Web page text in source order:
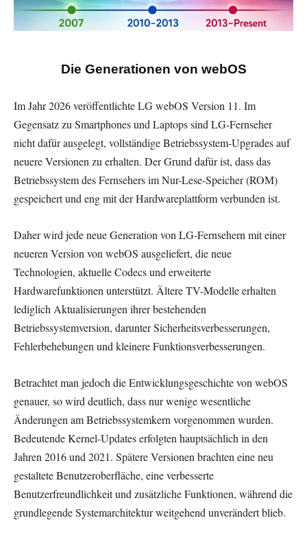
Die Generationen von webOS
Im Jahr 2026 veröffentlichte LG webOS Version 11. Im
Gegensatz zu Smartphones und Laptops sind LG-Fernseher
nicht dafür ausgelegt, vollständige Betriebssystem-Upgrades auf
neuere Versionen zu erhalten. Der Grund dafür ist, dass das
Betriebssystem des Fernsehers im Nur-Lese-Speicher (ROM)
gespeichert und eng mit der Hardwareplattform verbunden ist.
Daher wird jede neue Generation von LG-Fernsehern mit einer
neueren Version von webOS ausgeliefert, die neue
Technologien, aktuelle Codecs und erweiterte
Hardwarefunktionen unterstützt. Ältere TV-Modelle erhalten
lediglich Aktualisierungen ihrer bestehenden
Betriebssystemversion, darunter Sicherheitsverbesserungen,
Fehlerbehebungen und kleinere Funktionsverbesserungen.
Betrachtet man jedoch die Entwicklungsgeschichte von webOS
genauer, so wird deutlich, dass nur wenige wesentliche
Änderungen am Betriebssystemkern vorgenommen wurden.
Bedeutende Kernel-Updates erfolgten hauptsächlich in den
Jahren 2016 und 2021. Spätere Versionen brachten eine neu
gestaltete Benutzeroberfläche, eine verbesserte
Benutzerfreundlichkeit und zusätzliche Funktionen, während die
grundlegende Systemarchitektur weitgehend unverändert blieb.